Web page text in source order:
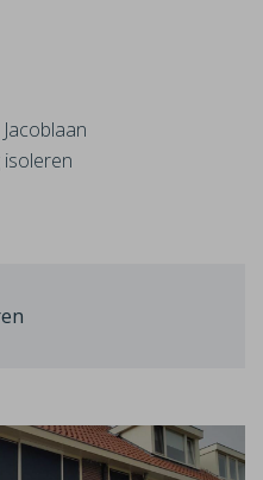
isoleren